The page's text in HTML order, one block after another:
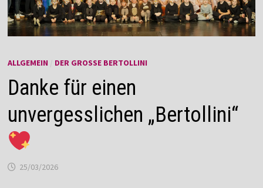
ALLGEMEIN DER GROSSE BERTOLLINI
Danke für einen
unvergesslichen „Bertollini“
25/03/2026